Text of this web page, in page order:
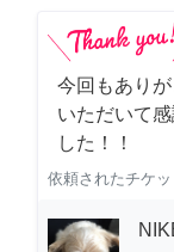
今回もあり
いただいて
した！！
依頼されたチケッ